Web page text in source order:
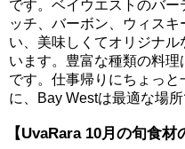
です。ベイウエストのバ
ッチ、バーボン、ウィス
い、美味しくてオリジナ
います。豊富な種類の料
です。仕事帰りにちょっ
に、Bay Westは最適な場所
【UvaRara 10月の旬食